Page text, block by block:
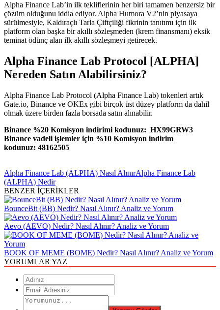
Alpha Finance Lab’in ilk tekliflerinin her biri tamamen benzersiz bir
çözüm olduğunu iddia ediyor. Alpha Humora V2’nin piyasaya
sürülmesiyle, Kaldıraçlı Tarla Çiftçiliği fikrinin tanıtımı için ilk
platform olan başka bir akıllı sözleşmeden (krem finansmanı) eksik
teminat ödünç alan ilk akıllı sözleşmeyi getirecek.
Alpha Finance Lab Protocol [ALPHA]
Nereden Satın Alabilirsiniz?
Alpha Finance Lab Protocol (Alpha Finance Lab) tokenleri artık
Gate.io, Binance ve OKEx gibi birçok üst düzey platform da dahil
olmak üzere birden fazla borsada satın alınabilir.
Binance %20 Komisyon indirimi kodunuz: HX99GRW3
Binance vadeli işlemler için %10 Komisyon indirim
kodunuz: 48162505
Alpha Finance Lab (ALPHA) Nasıl AlınırAlpha Finance Lab
(ALPHA) Nedir
BENZER İÇERİKLER
BounceBit (BB) Nedir? Nasıl Alınır? Analiz ve Yorum
Aevo (AEVO) Nedir? Nasıl Alınır? Analiz ve Yorum
BOOK OF MEME (BOME) Nedir? Nasıl Alınır? Analiz ve Yorum
YORUMLAR YAZ